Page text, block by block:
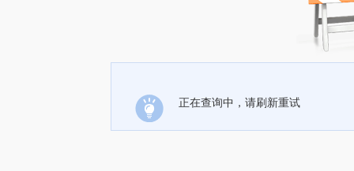
正在查询中，请刷新重试